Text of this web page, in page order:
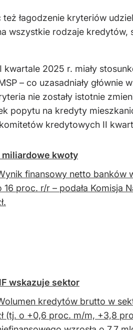
łagodzenie kryteriów
wszystkie rodzaje
2025 r. miały
– co uzasadniały
nie zostały istotnie
popytu na kredyty
kredytowych II
miliardowe kwoty
finansowy netto banków
16 proc. r/r – podała Komisja
wskazuje sektor
kredytów brutto w
(tj. o +0,6 proc. m/m, +3,8